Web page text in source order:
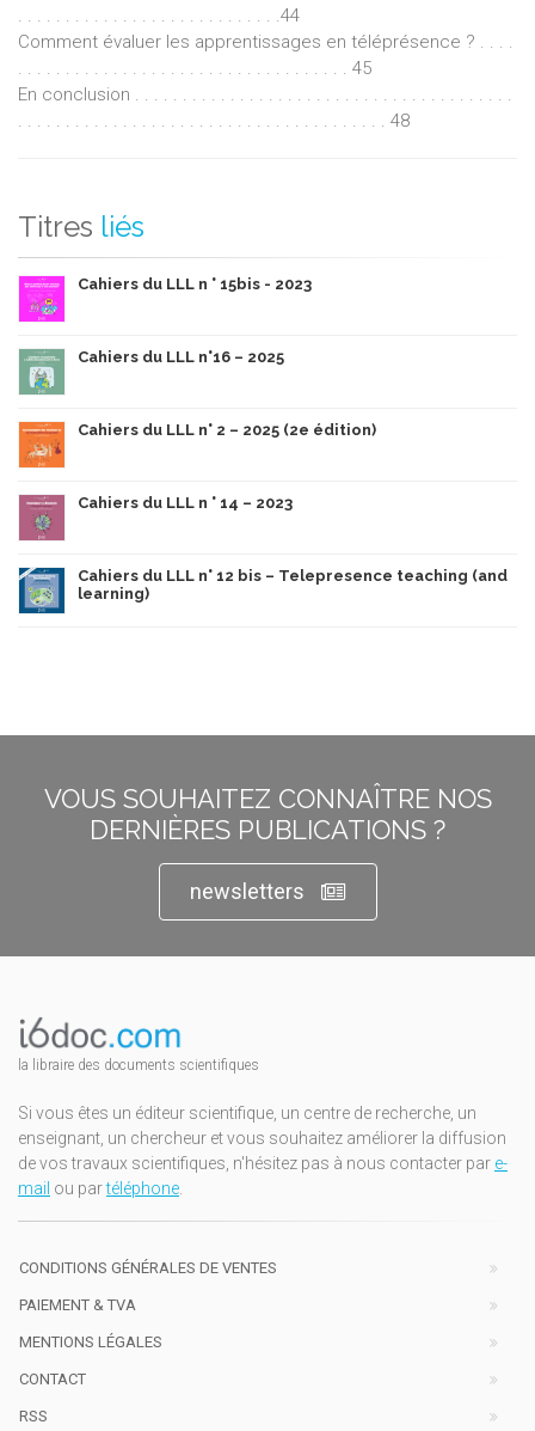
. . . . . . . . . . . . . . . . . . . . . . . . . . . .44
Comment évaluer les apprentissages en téléprésence ? . . . .
. . . . . . . . . . . . . . . . . . . . . . . . . . . . . . . . . . . 45
En conclusion . . . . . . . . . . . . . . . . . . . . . . . . . . . . . . . . . . . . . . . .
. . . . . . . . . . . . . . . . . . . . . . . . . . . . . . . . . . . . . . . 48
Titres liés
Cahiers du LLL n ° 15bis - 2023
Cahiers du LLL n°16 – 2025
Cahiers du LLL n° 2 – 2025 (2e édition)
Cahiers du LLL n ° 14 – 2023
Cahiers du LLL n° 12 bis – Telepresence teaching (and
learning)
VOUS SOUHAITEZ CONNAÎTRE NOS
DERNIÈRES PUBLICATIONS ?
newsletters
la libraire des documents scientifiques
Si vous êtes un éditeur scientifique, un centre de recherche, un
enseignant, un chercheur et vous souhaitez améliorer la diffusion
de vos travaux scientifiques, n'hésitez pas à nous contacter par e-
mail ou partéléphone.
CONDITIONS GÉNÉRALES DE VENTES
PAIEMENT & TVA
MENTIONS LÉGALES
CONTACT
RSS